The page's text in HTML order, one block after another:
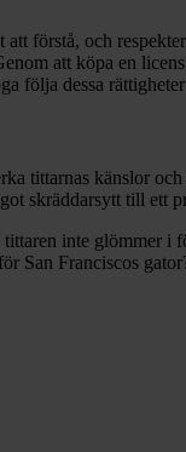
förstå, och
att köpa en
följa dessa
tittarnas känslor
skräddarsytt till ett
inte glömmer i
San Franciscos